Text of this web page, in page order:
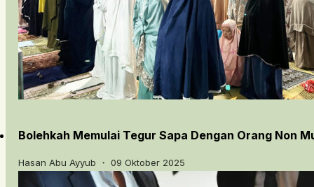
Bolehkah Memulai Tegur Sapa Dengan Orang Non
Hasan Abu Ayyub ・ 09 Oktober 2025